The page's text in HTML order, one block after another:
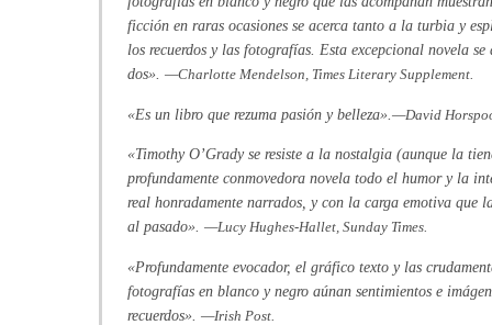
ficción en raras ocasiones se acerca tanto a la turbia y
los recuerdos y las fotografías. Esta excepcional novela
dos». —Charlotte Mendelson, Times Literary Supplement.
«Es un libro que rezuma pasión y belleza».—David
«Timothy O’Grady se resiste a la nostalgia (aunque la
profundamente conmovedora novela todo el humor y la
real honradamente narrados, y con la carga emotiva que
al pasado». —Lucy Hughes-Hallet, Sunday Times.
«Profundamente evocador, el gráfico texto y las
fotografías en blanco y negro aúnan sentimientos e
recuerdos». —Irish Post.